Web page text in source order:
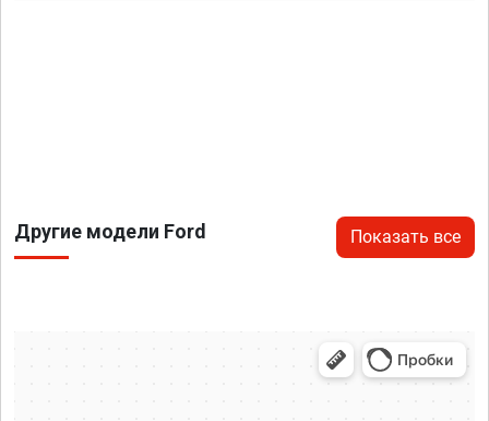
Другие модели Ford Показать все